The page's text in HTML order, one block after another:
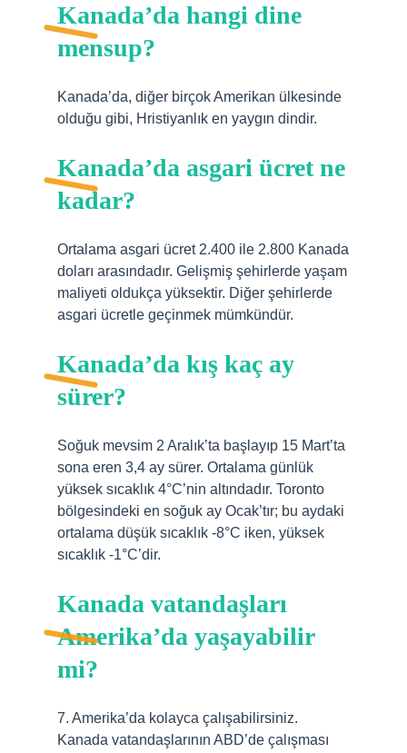
Kanada’da hangi dine
mensup?
Kanada’da, diğer birçok Amerikan ülkesinde
olduğu gibi, Hristiyanlık en yaygın dindir.
Kanada’da asgari ücret ne
kadar?
Ortalama asgari ücret 2.400 ile 2.800 Kanada
doları arasındadır. Gelişmiş şehirlerde yaşam
maliyeti oldukça yüksektir. Diğer şehirlerde
asgari ücretle geçinmek mümkündür.
Kanada’da kış kaç ay
sürer?
Soğuk mevsim 2 Aralık’ta başlayıp 15 Mart’ta
sona eren 3,4 ay sürer. Ortalama günlük
yüksek sıcaklık 4°C’nin altındadır. Toronto
bölgesindeki en soğuk ay Ocak’tır; bu aydaki
ortalama düşük sıcaklık -8°C iken, yüksek
sıcaklık -1°C’dir.
Kanada vatandaşları
Amerika’da yaşayabilir
mi?
7. Amerika’da kolayca çalışabilirsiniz.
Kanada vatandaşlarının ABD’de çalışması